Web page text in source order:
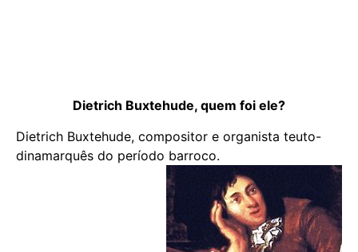
Dietrich Buxtehude, quem foi ele?
Dietrich Buxtehude, compositor e organista teuto-
dinamarquês do período barroco.